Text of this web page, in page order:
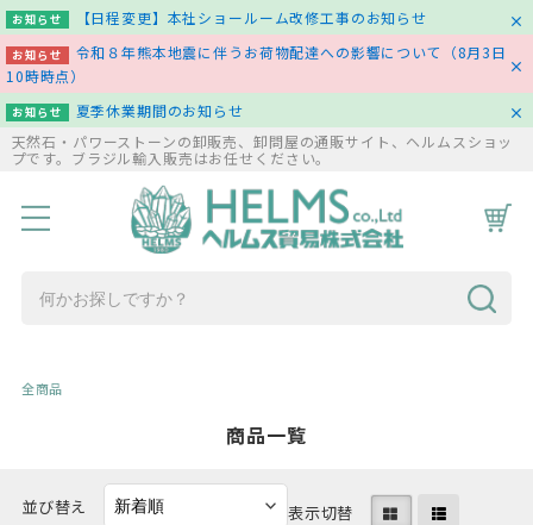
お知らせ 【日程変更】本社ショールーム改修工事のお知らせ
お知らせ
令和８年熊本地震に伴うお荷物配達への影響について（8月3日
10時時点）
お知らせ
夏季休業期間のお知らせ
天然石・パワーストーンの卸販売、卸問屋の通販サイト、ヘルムスショッ
プです。ブラジル輸入販売はお任せください。
HOME 商品一覧 お問い合わせ
全商品
商品一覧
並び替え 表示切替